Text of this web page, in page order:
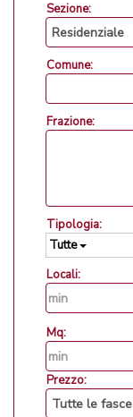
Sezione:
Comune:
Frazione:
Tipologia:
Tutte
Locali:
Mq:
Prezzo: